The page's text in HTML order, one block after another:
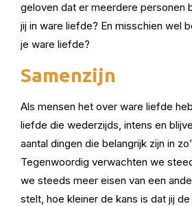
geloven dat er meerdere personen
jij in ware liefde? En misschien wel
je ware liefde?
Samenzijn
Als mensen het over ware liefde
liefde die wederzijds, intens en
aantal dingen die belangrijk zijn in
Tegenwoordig verwachten we
we steeds meer eisen van een
stelt, hoe kleiner de kans is dat jij